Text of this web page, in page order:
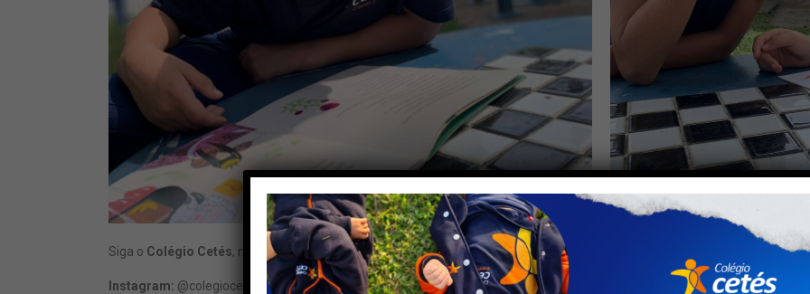
Siga o Colégio Cetés, nas redes sociais:
Instagram: @colegiocetes